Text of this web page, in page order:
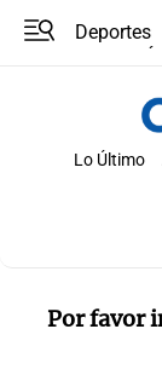
Deportes
Lo Último
Por favor